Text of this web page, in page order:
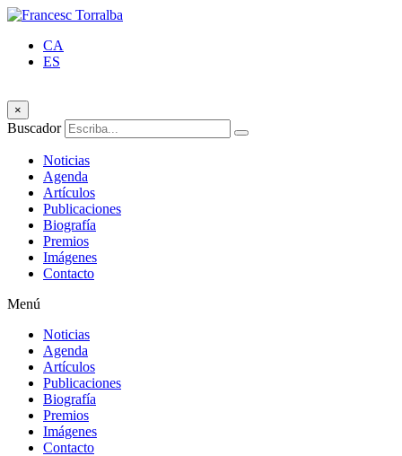
CA
ES
×
Buscador
Noticias
Agenda
Artículos
Publicaciones
Biografía
Premios
Imágenes
Contacto
Menú
Noticias
Agenda
Artículos
Publicaciones
Biografía
Premios
Imágenes
Contacto